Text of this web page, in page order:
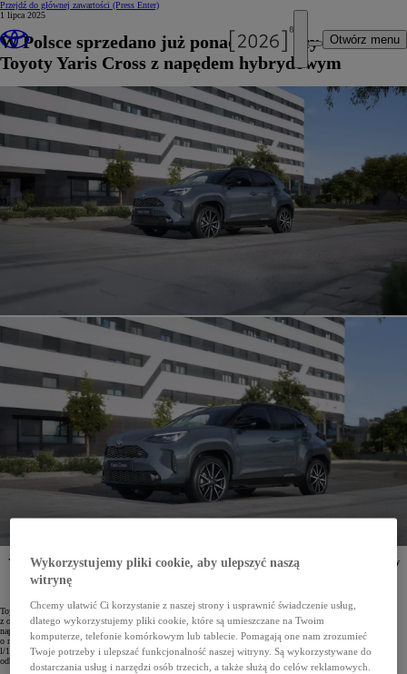
Przejdź do głównej zawartości (Press Enter)
Otwórz menu
1 lipca 2025
W Polsce sprzedano już ponad 40 tysięcy sztuk
Toyoty Yaris Cross z napędem hybrydowym
Yaris Cross to już piąty model hybrydowy Toyoty, którego sprzedaż w Polsce przekroczyła 40 tysięcy
egzemplarzy. Ten miejski crossover, będący najchętniej kupowanym modelem Toyoty w Europie
i liderem segmentu w Polsce, dostępny jest z napędem hybrydowym w dwóch wersjach: o mocy
Toyota Yaris Cross pojawiła się na polskim rynku pod koniec 2021 roku. Na początku oferowano ją
z oszczędną hybrydą o mocy 116 KM – zarówno w wersji z napędem na przednie koła, jak i z inteligentnym
napędem na wszystkie koła AWD-i. W 2024 roku do oferty dołączył mocniejszy zelektryfikowany układ
o mocy 130 KM. Niezależnie od wariantu Yaris Cross imponuje niskim zużyciem paliwa – średnio od 4,5
l/100 km w cyklu mieszanym – a dzięki efektywnej baterii nawet 80% jazdy w warunkach miejskich może
odbywać się w trybie elektrycznym.
Wykorzystujemy pliki cookie, aby ulepszyć naszą
witrynę
Chcemy ułatwić Ci korzystanie z naszej strony i usprawnić świadczenie usług,
dlatego wykorzystujemy pliki cookie, które są umieszczane na Twoim
komputerze, telefonie komórkowym lub tablecie. Pomagają one nam zrozumieć
Twoje potrzeby i ulepszać funkcjonalność naszej witryny. Są wykorzystywane do
dostarczania usług i narzędzi osób trzecich, a także służą do celów reklamowych.